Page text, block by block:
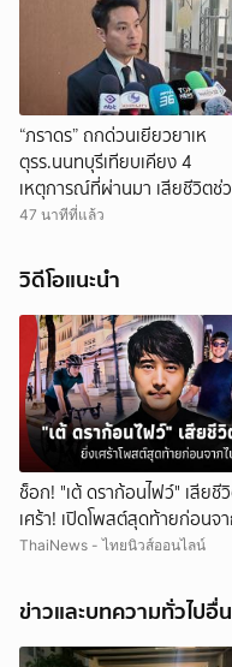
“ภราดร” ถกด่วนเยียวยาเห
ตุรร.นนทบุรีเทียบเคียง 4
เหตุการณ์ที่ผ่านมา เสียชีวิตช่
รายละ 1 ล้าน
47 นาทีที่แล้ว
วิดีโอแนะนำ
ช็อก! "เต้ ดราก้อนไฟว์" เสียชี
เศร้า! เปิดโพสต์สุดท้ายก่อนจา
ThaiNews - ไทยนิวส์ออนไลน์
ข่าวและบทความทั่วไปอื่